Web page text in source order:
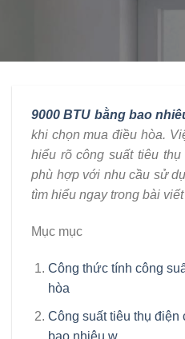
9000 BTU bằng bao
khi chọn mua điều hòa.
hiểu rõ công suất tiêu
phù hợp với nhu cầu sử
tìm hiểu ngay trong bài
Mục mục
Công thức tính công
hòa
Công suất tiêu thụ điện
bao nhiêu w